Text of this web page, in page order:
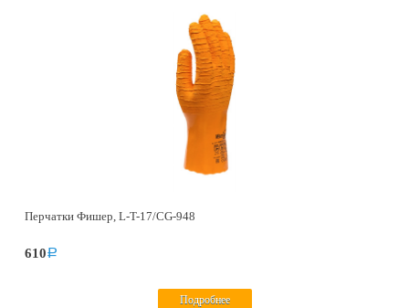
Перчатки Фишер, L-T-17/CG-948
610a
Подробнее